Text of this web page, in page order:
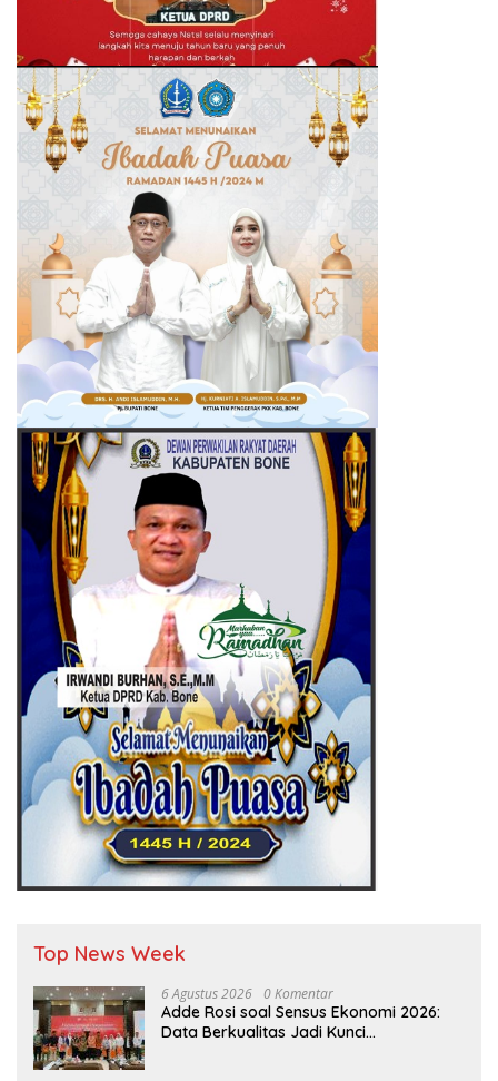
Top News Week
6 Agustus 2026 0 Komentar
Adde Rosi soal Sensus Ekonomi 2026:
Data Berkualitas Jadi Kunci